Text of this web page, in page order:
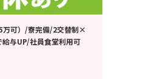
万可）/寮完備/2交替制×
与UP/社員食堂利用可